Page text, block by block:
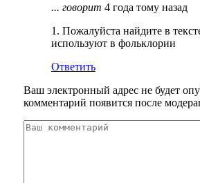
... говорит 4 года тому назад
1. Пожалуйста найдите в
используют в фольклории
Ответить
Ваш электронный адрес не будет
комментарий появится после